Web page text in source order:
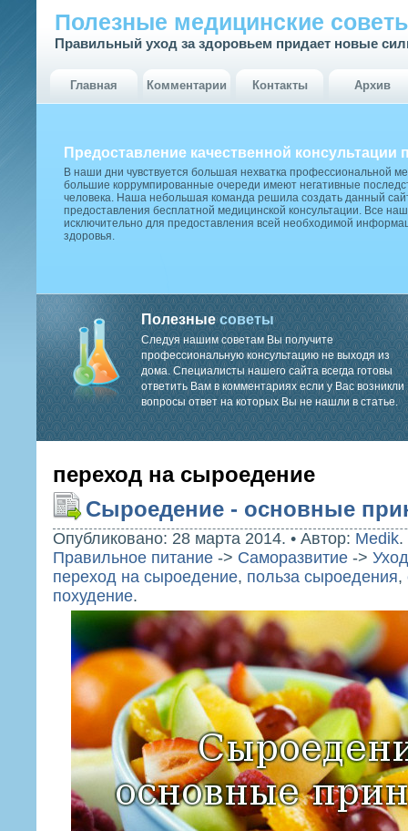
Полезные медицинские
Правильный уход за здоровьем придает новые
Главная Комментарии Контакты Архив
Предоставление качественной консультации
В наши дни чувствуется большая нехватка профессиональной
большие коррумпированные очереди имеют негативные
человека. Наша небольшая команда решила создать данный
предоставления бесплатной медицинской консультации. Все
исключительно для предоставления всей необходимой
здоровья.
Полезныесоветы
Следуя нашим советам Вы получите
профессиональную консультацию не выходя из
дома. Специалисты нашего сайта всегда готовы
ответить Вам в комментариях если у Вас возникли
вопросы ответ на которых Вы не нашли в статье.
переход на сыроедение
Сыроедение - основные
Опубликовано: 28 марта 2014. • Автор: Medik.
Правильное питание -> Саморазвитие ->
переход на сыроедение, польза сыроедения,
похудение.